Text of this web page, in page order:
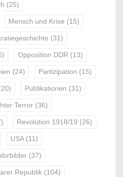
(25)
Mensch und Krise (15)
(31)
Opposition DDR (13)
(24) Partizipation (15)
Publikationen (31)
Terror (36)
Revolution 1918/19 (26)
USA(11)
(37)
Republik (104)